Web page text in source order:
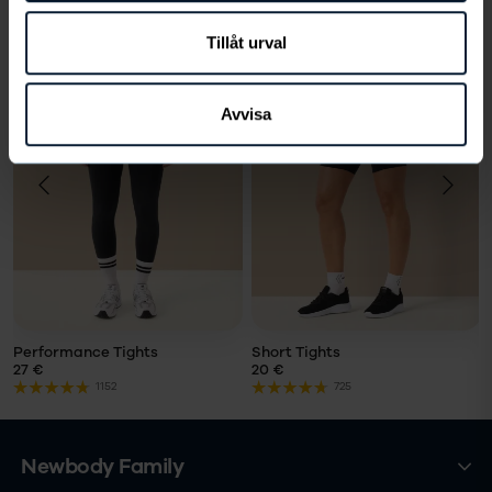
Tillåt urval
Avvisa
Andra köpte också
VÄLJ
STORLEK
Performance Tights
27 €
1152
VÄLJ
STORLEK
VARUKORG
Short Tights
20 €
725
Newbody Family